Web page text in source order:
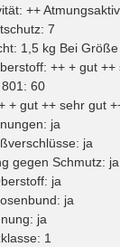
: ++
: 7
: 1,5 kg Bei
: ++ + gut ++
: 60
+ gut ++ sehr gut
: ja
: ja
gegen Schmutz: ja
: ja
: ja
: ja
: 1